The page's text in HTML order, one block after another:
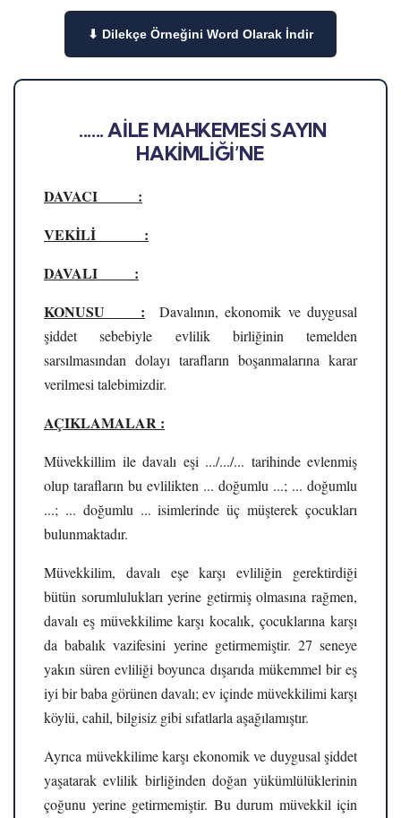
⬇ Dilekçe Örneğini Word Olarak İndir
...... AİLE MAHKEMESİ SAYIN
HAKİMLİĞİ’NE
DAVACI :
VEKİLİ :
DAVALI :
KONUSU : Davalının, ekonomik ve duygusal
şiddet sebebiyle evlilik birliğinin temelden
sarsılmasından dolayı tarafların boşanmalarına karar
verilmesi talebimizdir.
AÇIKLAMALAR :
Müvekkillim ile davalı eşi .../.../... tarihinde evlenmiş
olup tarafların bu evlilikten ... doğumlu ...; ... doğumlu
...; ... doğumlu ... isimlerinde üç müşterek çocukları
bulunmaktadır.
Müvekkilim, davalı eşe karşı evliliğin gerektirdiği
bütün sorumlulukları yerine getirmiş olmasına rağmen,
davalı eş müvekkilime karşı kocalık, çocuklarına karşı
da babalık vazifesini yerine getirmemiştir. 27 seneye
yakın süren evliliği boyunca dışarıda mükemmel bir eş
iyi bir baba görünen davalı; ev içinde müvekkilimi karşı
köylü, cahil, bilgisiz gibi sıfatlarla aşağılamıştır.
Ayrıca müvekkilime karşı ekonomik ve duygusal şiddet
yaşatarak evlilik birliğinden doğan yükümlülüklerinin
çoğunu yerine getirmemiştir. Bu durum müvekkil için